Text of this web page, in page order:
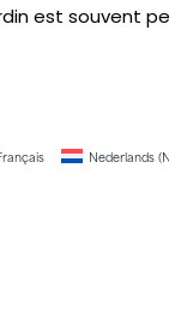
est souvent
Nederlands(